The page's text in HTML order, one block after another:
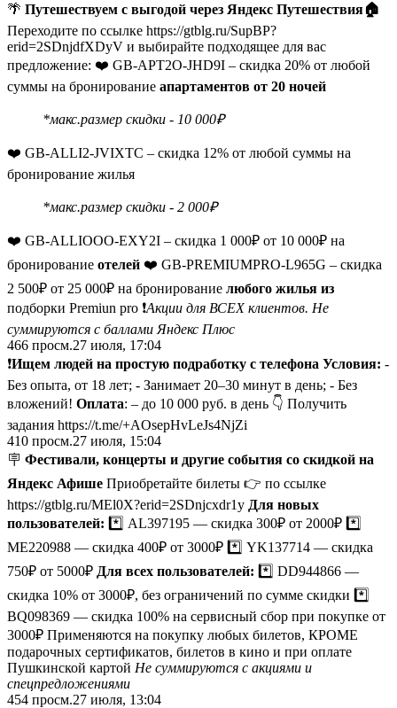
🌴 Путешествуем с выгодой через Яндекс Путешествия🏠
Переходите по ссылке https://gtblg.ru/SupBP?
erid=2SDnjdfXDyV и выбирайте подходящее для вас
предложение: ❤️ GB-APT2O-JHD9I – скидка 20% от любой
суммы на бронирование апартаментов от 20 ночей
*макс.размер скидки - 10 000₽
❤️ GB-ALLI2-JVIXTC – скидка 12% от любой суммы на
бронирование жилья
*макс.размер скидки ‐ 2 000₽
❤️ GB-ALLIOOO-EXY2I – скидка 1 000₽ от 10 000₽ на
бронирование отелей ❤️ GB-PREMIUMPRO-L965G – скидка
2 500₽ от 25 000₽ на бронирование любого жилья из
подборки Premiun pro ❗️Акции для ВСЕХ клиентов. Не
суммируются с баллами Яндекс Плюс
466 просм.27 июля, 17:04
❗️Ищем людей на простую подработку с телефона Условия: -
Без опыта, от 18 лет; - Занимает 20–30 минут в день; - Без
вложений! Оплата: – до 10 000 руб. в день 👇 Получить
задания https://t.me/+AOsepHvLeJs4NjZi
410 просм.27 июля, 15:04
🪧 Фестивали, концерты и другие события со скидкой на
Яндекс Афише Приобретайте билеты 👉 по ссылке
https://gtblg.ru/MEl0X?erid=2SDnjcxdr1y Для новых
пользователей: *️⃣ AL397195 — скидка 300₽ от 2000₽ *️⃣
ME220988 — скидка 400₽ от 3000₽ *️⃣ YK137714 — скидка
750₽ от 5000₽ Для всех пользователей: *️⃣ DD944866 —
скидка 10% от 3000₽, без ограничений по сумме скидки *️⃣
BQ098369 — скидка 100% на сервисный сбор при покупке от
3000₽ Применяются на покупку любых билетов, КРОМЕ
подарочных сертификатов, билетов в кино и при оплате
Пушкинской картой Не суммируются с акциями и
спецпредложениями
454 просм.27 июля, 13:04